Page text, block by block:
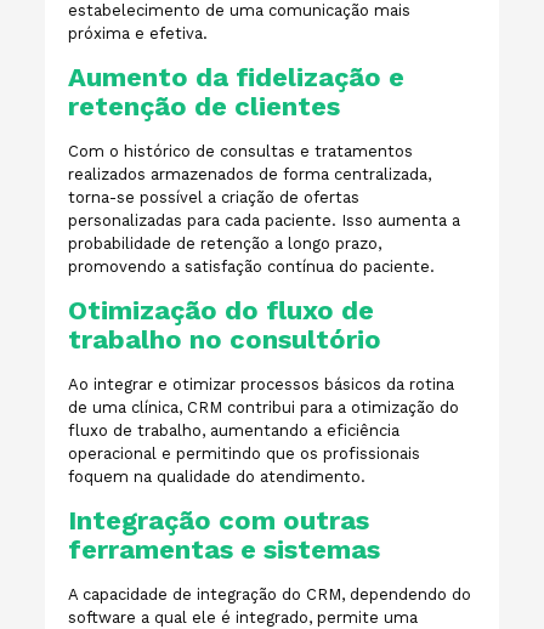
estabelecimento de uma comunicação mais
próxima e efetiva.
Aumento da fidelização e
retenção de clientes
Com o histórico de consultas e tratamentos
realizados armazenados de forma centralizada,
torna-se possível a criação de ofertas
personalizadas para cada paciente. Isso aumenta a
probabilidade de retenção a longo prazo,
promovendo a satisfação contínua do paciente.
Otimização do fluxo de
trabalho no consultório
Ao integrar e otimizar processos básicos da rotina
de uma clínica, CRM contribui para a otimização do
fluxo de trabalho, aumentando a eficiência
operacional e permitindo que os profissionais
foquem na qualidade do atendimento.
Integração com outras
ferramentas e sistemas
A capacidade de integração do CRM, dependendo do
software a qual ele é integrado, permite uma